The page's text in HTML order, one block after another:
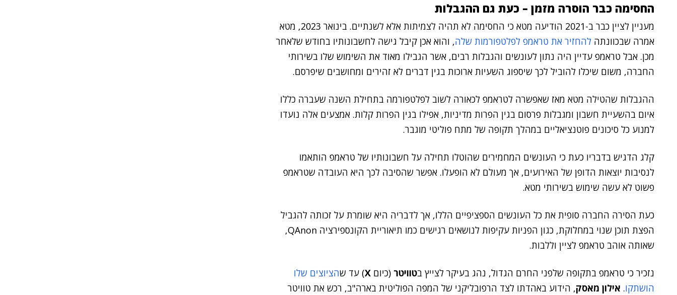
החסימה כבר הוסרה מזמן – כעת גם ההגבלות
מעניין לציין כבר ב-2021 הודיעה מטא כי החסימה לא תהיה לצמיתות אלא לשנתיים. בינואר 2023, מטא
אמרה שבכוונתה להחזיר את טראמפ לפלטפורמות שלה, והוא אכן קיבל גישה לחשבונותיו בחודש שלאחר
מכן. אבל טראמפ עדיין היה נתון לעונשים והגבלות רבים, אשר הגבילו מאוד את השימוש שלו בשירותי
החברה, משום שיכלו להוביל לכך שיספוג השעיות ארוכות בגין דברים לא זהירים ומחושבים שיפרסם.
ההגבלות שהטילה מטא מאז שאפשרה לטראמפ לכאורה לשוב לפלטפורמה בתחילת השנה שעברה כללו
איום בהשעיית חשבון ומגבלות פרסום בגין הפרות מדיניות, אפילו בגין הפרות קלות. אמצעים אלה נועדו
למנוע כל סיכונים פוטנציאליים במהלך תקופה של מתח פוליטי מוגבר.
קלג הדגיש בדבריו כעת כי העונשים המחמירים שהוטלו תחילה על חשבונותיו של טראמפ הותאמו
לנסיבות יוצאות הדופן של האירועים, אך מעולם לא הופעלו. אפשר שהסיבה לכך היא העובדה שטראמפ
פשוט לא עשה שימוש בשירותי מטא.
כעת הסירה החברה סופית את כל העונשים הספציפיים הללו, אך לדבריה היא שומרת על זכותה להגביל
הפצת תוכן שנוי במחלוקת, כגון הפניות עקיפות לנושאים רגישים כמו תיאוריית הקונספירציה QAnon,
שאותה אוהב טראמפ לציין וללבות.
נזכיר כי טראמפ בתקופה שלפני החרם הגדול, נהג בעיקר לצייץ בטוויטר (כיום X) עד שהציוצים שלו
הושתקו. אילון מאסק, הידוע באהדתו לצד הרפובליקני של המפה הפוליטית בארה"ב, רכש את טוויטר